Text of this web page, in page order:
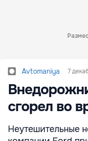
Avtomaniya 7
сгорел во
Неутешительные